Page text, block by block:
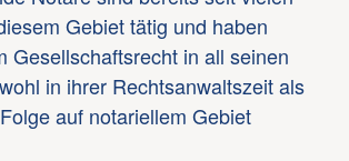
Gebiet tätig und haben
Gesellschaftsrecht in all seinen
in ihrer Rechtsanwaltszeit als
auf notariellem Gebiet